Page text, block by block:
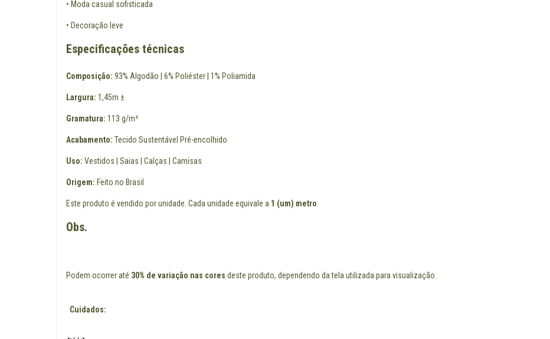
• Moda casual sofisticada
• Decoração leve
Especificações técnicas
Composição: 93% Algodão | 6% Poliéster | 1% Poliamida
Largura: 1,45m ±
Gramatura: 113 g/m²
Acabamento: Tecido Sustentável Pré-encolhido
Uso: Vestidos | Saias | Calças | Camisas
Origem: Feito no Brasil
Este produto é vendido por unidade. Cada unidade equivale a 1 (um) metro
Obs.
Podem ocorrer até 30% de variação nas cores deste produto, dependendo da tela utilizada para visualização.
Cuidados: